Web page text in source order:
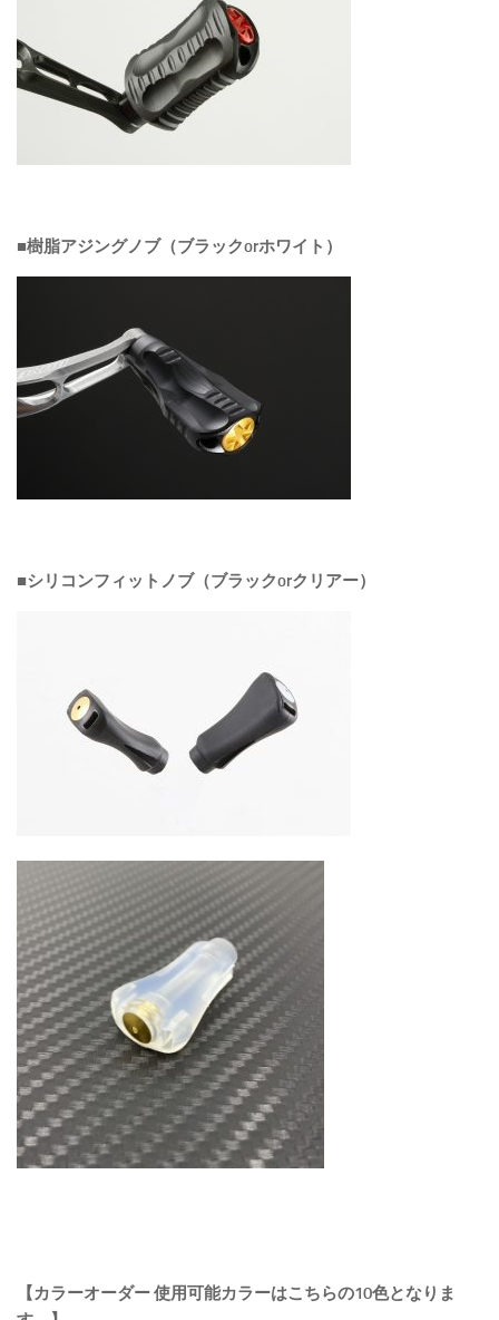
■樹脂アジングノブ（ブラックorホワイト）
■シリコンフィットノブ（ブラックorクリアー）
【カラーオーダー 使用可能カラーはこちらの10色となりま